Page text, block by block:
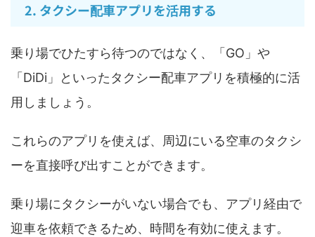
2. タクシー配車アプリを活用する
乗り場でひたすら待つのではなく、「GO」や
「DiDi」といったタクシー配車アプリを積極的に活
用しましょう。
これらのアプリを使えば、周辺にいる空車のタクシ
ーを直接呼び出すことができます。
乗り場にタクシーがいない場合でも、アプリ経由で
迎車を依頼できるため、時間を有効に使えます。